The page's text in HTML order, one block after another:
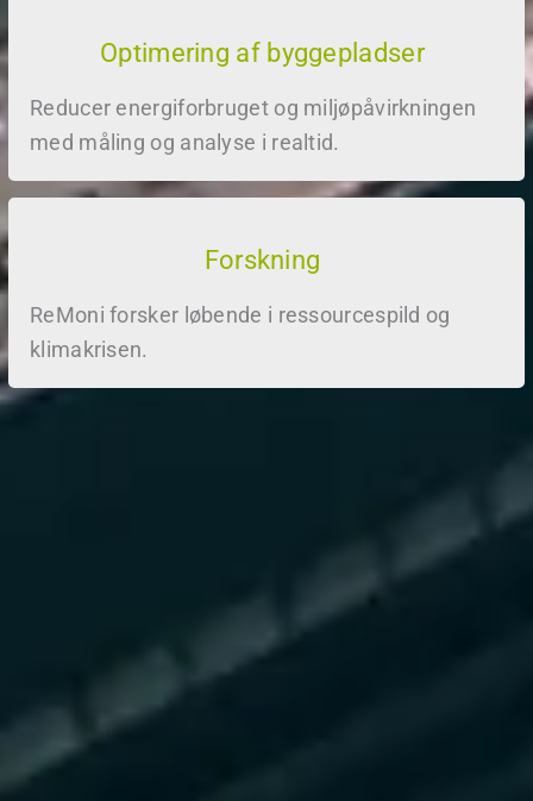
Optimering af byggepladser
Reducer energiforbruget og miljøpåvirkningen
med måling og analyse i realtid.
Forskning
ReMoni forsker løbende i ressourcespild og
klimakrisen.